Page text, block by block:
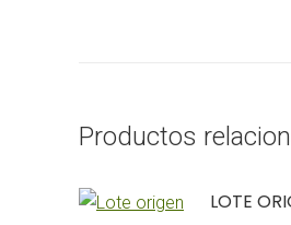
Productos
LOTE